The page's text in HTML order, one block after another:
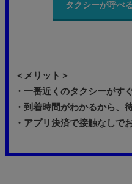
タクシーが呼べ
＜メリット＞
・一番近くのタクシーがす
・到着時間がわかるから、
・アプリ決済で接触なしで